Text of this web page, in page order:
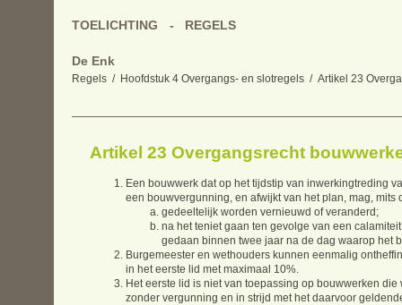
De Enk
Regels Hoofdstuk 4 Overgangs- en slotregels Artikel 23
TOELICHTING REGELS
Artikel 23 Overgangsrecht
Een bouwwerk dat op het tijdstip van inwerkingtreding
een bouwvergunning, en afwijkt van het plan, mag,
gedeeltelijk worden vernieuwd of veranderd;
na het teniet gaan ten gevolge van een
gedaan binnen twee jaar na de dag waarop het
Burgemeester en wethouders kunnen eenmalig
in het eerste lid met maximaal 10%.
Het eerste lid is niet van toepassing op bouwwerken
zonder vergunning en in strijd met het daarvoor